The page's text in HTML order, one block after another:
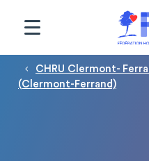
Fil d'Ariane
CHRU Clermont-
(Clermont-Ferrand)
Panneau de gestion des